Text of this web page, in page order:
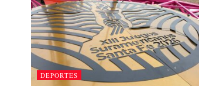
DEPORTES